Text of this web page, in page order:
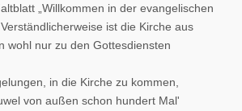
„Willkommen in der evangelischen
ist die Kirche aus
wohl nur zu den Gottesdiensten
in die Kirche zu kommen,
von außen schon hundert Mal'